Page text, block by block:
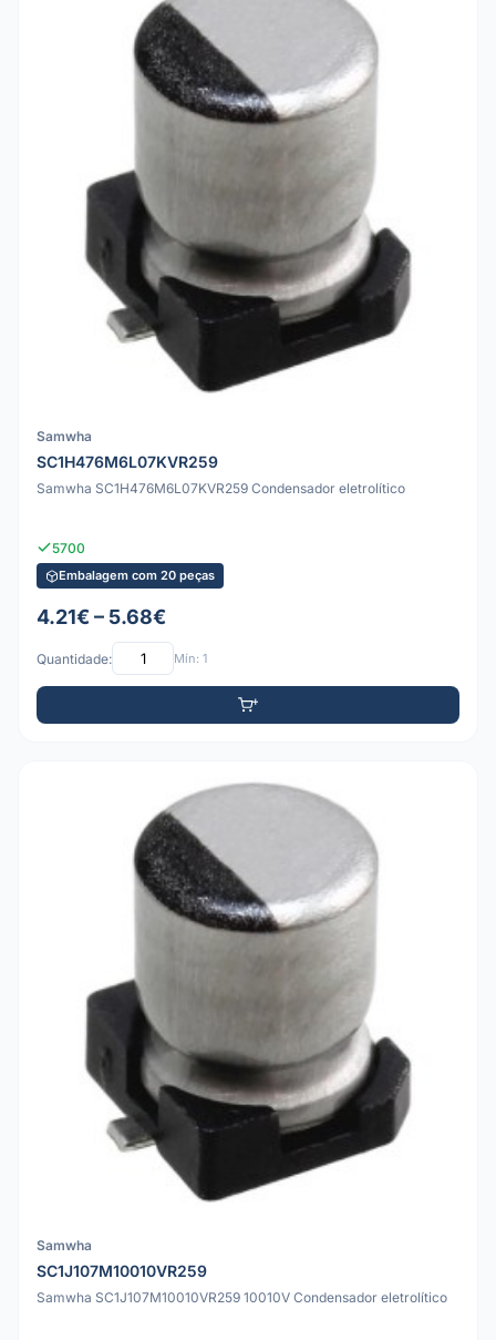
Samwha
SC1H476M6L07KVR259
Samwha SC1H476M6L07KVR259 Condensador eletrolítico
5700
Embalagem com 20 peças
4.21€ – 5.68€
Quantidade: Mín: 1
Samwha
SC1J107M10010VR259
Samwha SC1J107M10010VR259 10010V Condensador eletrolítico